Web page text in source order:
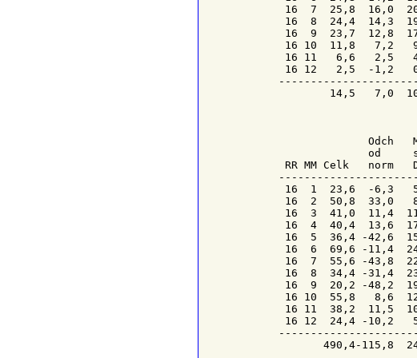
16  7  25,8  16,0
16  8  24,4  14,3
16  9  23,7  12,8
16 10  11,8   7,2
16 11   6,6   2,5
16 12   2,5  -1,2
14,5   7,0
Odch
              od
RR MM Celk   norm
16  1  23,6  -6,3
16  2  50,8  33,0
16  3  41,0  11,4
16  4  40,4  13,6
16  5  36,4 -42,6
16  6  69,6 -11,4
16  7  55,6 -43,8
16  8  34,4 -31,4
16  9  20,2 -48,2
16 10  55,8   8,6
16 11  38,2  11,5
16 12  24,4 -10,2
490,4-115,8